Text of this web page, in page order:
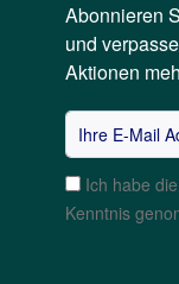
Abonnieren
und
Aktionen
Ich habe die
Kenntnis